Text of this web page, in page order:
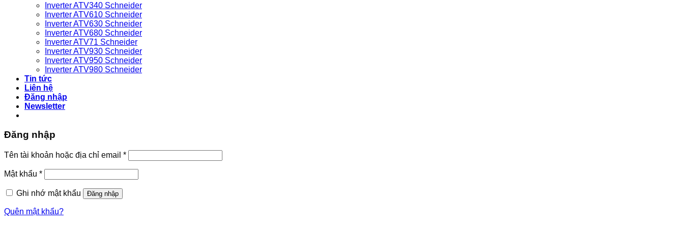
Inverter ATV340 Schneider
Inverter ATV610 Schneider
Inverter ATV630 Schneider
Inverter ATV680 Schneider
Inverter ATV71 Schneider
Inverter ATV930 Schneider
Inverter ATV950 Schneider
Inverter ATV980 Schneider
Tin tức
Liên hệ
Đăng nhập
Newsletter
Đăng nhập
Tên tài khoản hoặc địa chỉ email *Bắt
buộc
Mật khẩu *Bắt
buộc
Ghi nhớ mật khẩu
Đăng nhập
Quên mật khẩu?